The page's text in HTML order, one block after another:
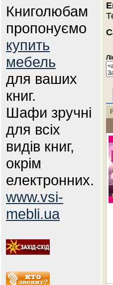
Книголюбам
пропонуємо
купить
мебель
для ваших
книг.
Шафи зручні
для всіх
видів книг,
окрім
електронних.
www.vsi-
mebli.ua